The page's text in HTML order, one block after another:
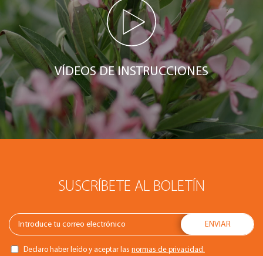
VÍDEOS DE INSTRUCCIONES
SUSCRÍBETE AL BOLETÍN
Declaro haber leído y aceptar las normas de privacidad.